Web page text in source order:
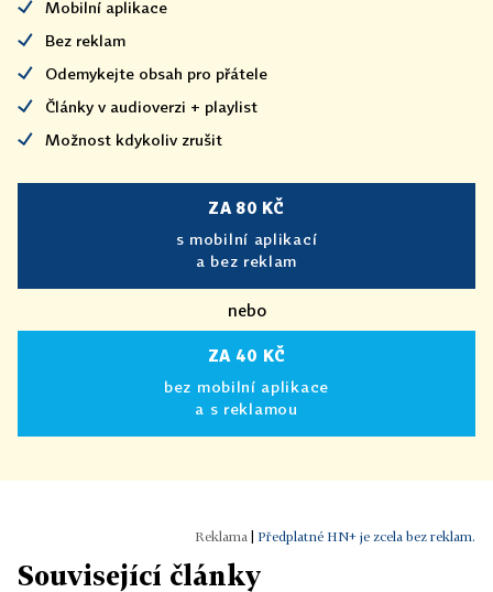
Mobilní aplikace
Bez reklam
Odemykejte obsah pro přátele
Články v audioverzi + playlist
Možnost kdykoliv zrušit
ZA 80 KČ
s mobilní aplikací
a bez reklam
nebo
ZA 40 KČ
bez mobilní aplikace
a s reklamou
Předplatné HN+ je zcela bez reklam.
Související články